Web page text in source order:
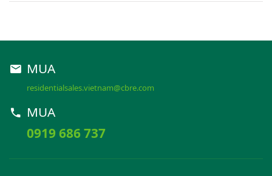
MUA
residentialsales.vietnam@cbre.com
MUA
0919 686 737